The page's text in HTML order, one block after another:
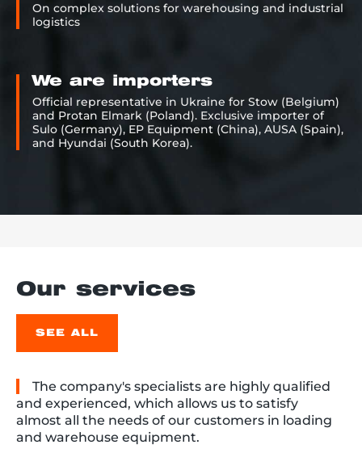
On complex solutions for warehousing and industrial
logistics
We are importers
Official representative in Ukraine for Stow (Belgium)
and Protan Elmark (Poland). Exclusive importer of
Sulo (Germany), EP Equipment (China), AUSA (Spain),
and Hyundai (South Korea).
Our services
SEE ALL
The company's specialists are highly qualified
and experienced, which allows us to satisfy
almost all the needs of our customers in loading
and warehouse equipment.